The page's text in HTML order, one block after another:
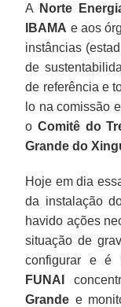
A Norte
IBAMA e aos
instâncias
de
de referência e
lo na comissão
oComitê do
Grande do
Hoje em dia
da instalação
havido ações
situação de
configurar e é
FUNAI
Grande e